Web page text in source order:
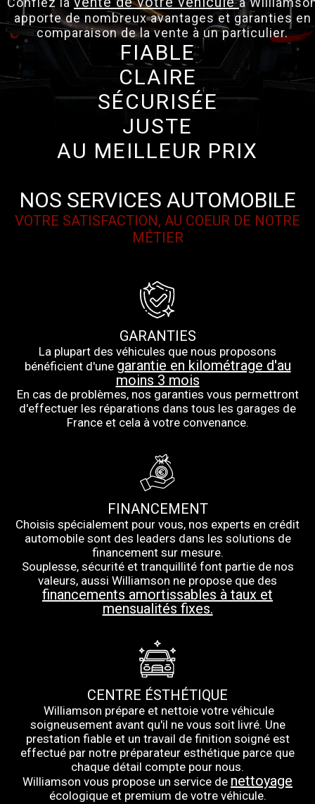
apporte de nombreux avantages et garanties en
comparaison de la vente à un particulier.
FIABLE
CLAIRE
SÉCURISÉE
JUSTE
AU MEILLEUR PRIX
NOS SERVICES AUTOMOBILE
VOTRE SATISFACTION, AU COEUR DE NOTRE
MÉTIER
GARANTIES
La plupart des véhicules que nous proposons
bénéficient d'une garantie en kilométrage d'au
moins 3 mois
En cas de problèmes, nos garanties vous permettront
d'effectuer les réparations dans tous les garages de
France et cela à votre convenance.
FINANCEMENT
Choisis spécialement pour vous, nos experts en crédit
automobile sont des leaders dans les solutions de
financement sur mesure.
Souplesse, sécurité et tranquillité font partie de nos
valeurs, aussi Williamson ne propose que des
financements amortissables à taux et
mensualités fixes.
CENTRE ÉSTHÉTIQUE
Williamson prépare et nettoie votre véhicule
soigneusement avant qu'il ne vous soit livré. Une
prestation fiable et un travail de finition soigné est
effectué par notre préparateur esthétique parce que
chaque détail compte pour nous.
Williamson vous propose un service de nettoyage
écologique et premium de votre véhicule.